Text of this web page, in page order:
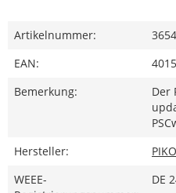
Artikelnummer:
EAN:
Bemerkung:
Der
Hersteller:
PIKO
WEEE-
DE